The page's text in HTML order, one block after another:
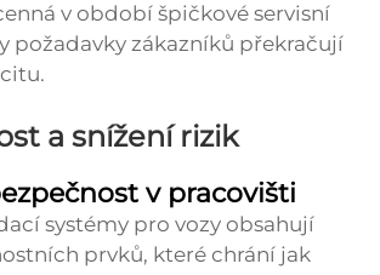
v období špičkové servisní
požadavky zákazníků překračují
a snížení rizik
v pracovišti
systémy pro vozy obsahují
prvků, které chrání jak